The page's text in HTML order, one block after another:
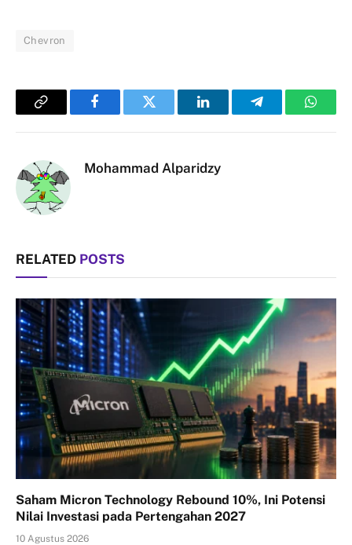
Chevron
Copy
FacebookTwitter LinkedInTelegram
Mohammad Alparidzy
RELATED POSTS
Saham Micron Technology Rebound 10%, Ini Potensi
Nilai Investasi pada Pertengahan 2027
10 Agustus 2026